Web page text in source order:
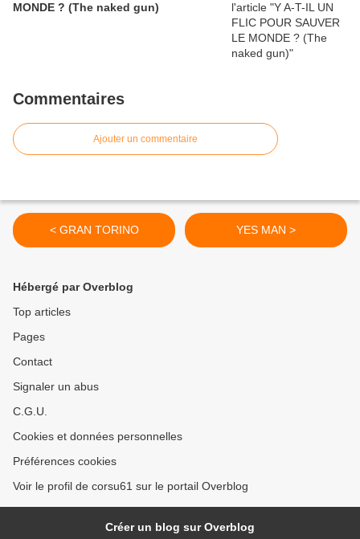
MONDE ? (The naked gun)
Commentaires
Ajouter un commentaire
< GRAN TORINO YES MAN >
Hébergé par Overblog
Top articles
Pages
Contact
Signaler un abus
C.G.U.
Cookies et données personnelles
Préférences cookies
Voir le profil de corsu61 sur le portail Overblog
Créer un blog sur Overblog